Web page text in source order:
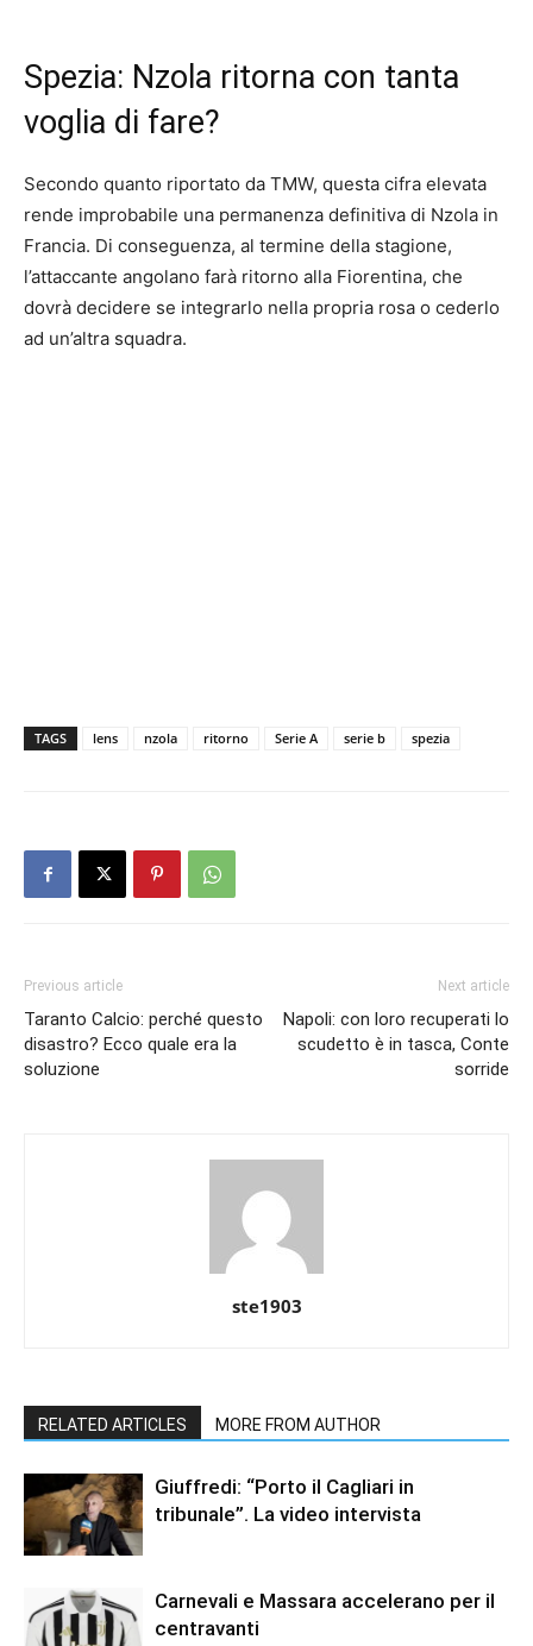
Spezia: Nzola ritorna con tanta
voglia di fare?
Secondo quanto riportato da TMW, questa cifra elevata
rende improbabile una permanenza definitiva di Nzola in
Francia. Di conseguenza, al termine della stagione,
l’attaccante angolano farà ritorno alla Fiorentina, che
dovrà decidere se integrarlo nella propria rosa o cederlo
ad un’altra squadra.
TAGS lens nzola ritorno Serie A serie b spezia
Previous article
Taranto Calcio: perché questo
disastro? Ecco quale era la
soluzione
Next article
Napoli: con loro recuperati lo
scudetto è in tasca, Conte
sorride
ste1903
RELATED ARTICLES MORE FROM AUTHOR
Giuffredi: “Porto il Cagliari in
tribunale”. La video intervista
Carnevali e Massara accelerano per il
centravanti